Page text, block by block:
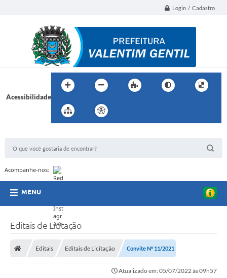
Login / Cadastro
Acessibilidade
Acompanhe-nos:
MENU
Editais de Licitação
Editais Editais de Licitação Convite Nº 11/2021
Atualizado em: 05/07/2022 às 09h57